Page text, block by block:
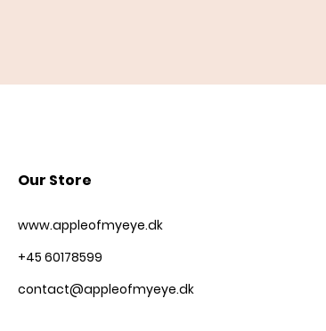
Our Store
www.appleofmyeye.dk
+45 60178599
contact@appleofmyeye.dk